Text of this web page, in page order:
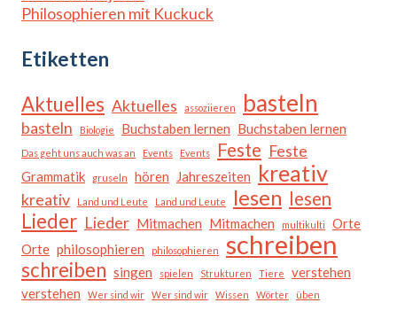
Philosophieren mit Kuckuck
Etiketten
Aktuelles Aktuelles assoziieren basteln
basteln Biologie Buchstaben lernen Buchstaben lernen
Das geht uns auch was an Events Events Feste Feste
Grammatik gruseln hören Jahreszeiten kreativ
kreativ Land und Leute Land und Leute lesen lesen
Lieder Lieder Mitmachen Mitmachen multikulti
Orte
Orte philosophieren philosophieren schreiben
schreiben singen spielen Strukturen Tiere
verstehen
verstehen
Wer sind wir Wer sind wir Wissen Wörter üben